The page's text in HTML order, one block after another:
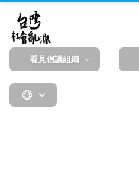
看見倡議組織